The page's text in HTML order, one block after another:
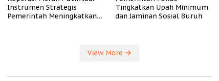
Instrumen Strategis
Pemerintah Meningkatkan
Tingkatkan Upah Minimum
dan Jaminan Sosial Buruh
View More